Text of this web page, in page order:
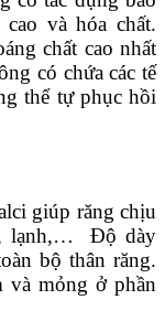
và hóa chất.
chất cao nhất
có chứa các tế
thể tự phục hồi
giúp răng chịu
lạnh,… Độ dày
bộ thân răng.
và mỏng ở phần